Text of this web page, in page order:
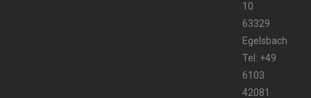
10
63329
Egelsbach
Tel: +49
6103
42081